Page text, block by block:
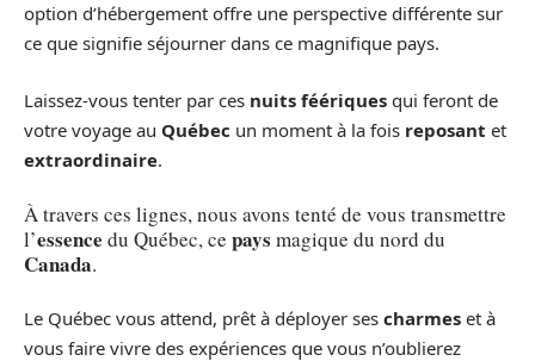
option d’hébergement offre une perspective différente sur
ce que signifie séjourner dans ce magnifique pays.
Laissez-vous tenter par ces nuits féériques qui feront de
votre voyage au Québec un moment à la fois reposant et
extraordinaire.
À travers ces lignes, nous avons tenté de vous transmettre
l’essence du Québec, ce pays magique du nord du
Canada.
Le Québec vous attend, prêt à déployer ses charmes et à
vous faire vivre des expériences que vous n’oublierez